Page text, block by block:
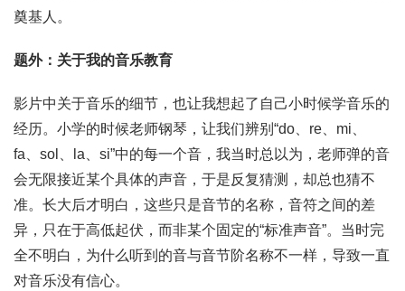
奠基人。
题外：关于我的音乐教育
影片中关于音乐的细节，也让我想起了自己小时候学音乐的
经历。小学的时候老师钢琴，让我们辨别“do、re、mi、
fa、sol、la、si”中的每一个音，我当时总以为，老师弹的音
会无限接近某个具体的声音，于是反复猜测，却总也猜不
准。长大后才明白，这些只是音节的名称，音符之间的差
异，只在于高低起伏，而非某个固定的“标准声音”。当时完
全不明白，为什么听到的音与音节阶名称不一样，导致一直
对音乐没有信心。